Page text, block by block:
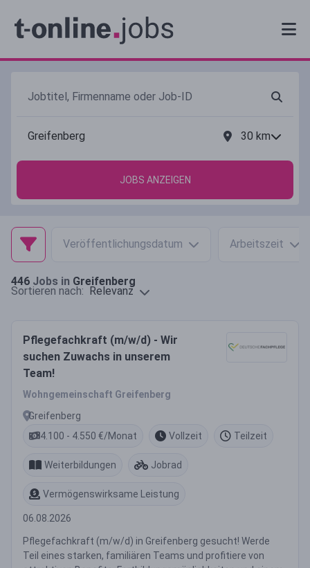
30 km
JOBS ANZEIGEN
Veröffentlichungsdatum Arbeitszeit
446 Jobs in Greifenberg
Sortieren nach: Relevanz
Pflegefachkraft (m/w/d) - Wir
suchen Zuwachs in unserem
Team!
Wohngemeinschaft Greifenberg
Greifenberg
4.100 - 4.550 €/Monat
Vollzeit Teilzeit
Weiterbildungen Jobrad
Vermögenswirksame Leistung
06.08.2026
Pflegefachkraft (m/w/d) in Greifenberg gesucht! Werde
Teil eines starken, familiären Teams und profitiere von